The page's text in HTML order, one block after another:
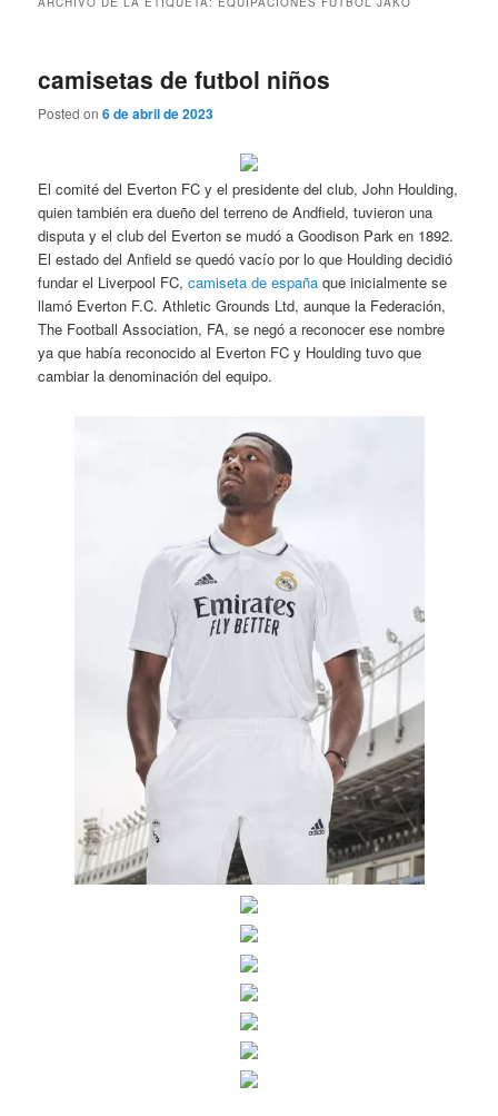
camisetas de futbol niños
Posted on6 de abril de 2023
El comité del Everton FC y el presidente del club, John Houlding,
quien también era dueño del terreno de Andfield, tuvieron una
disputa y el club del Everton se mudó a Goodison Park en 1892.
El estado del Anfield se quedó vacío por lo que Houlding decidió
fundar el Liverpool FC,camiseta de españa que inicialmente se
llamó Everton F.C. Athletic Grounds Ltd, aunque la Federación,
The Football Association, FA, se negó a reconocer ese nombre
ya que había reconocido al Everton FC y Houlding tuvo que
cambiar la denominación del equipo.